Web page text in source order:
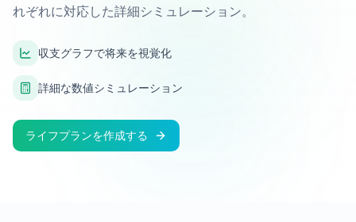
れぞれに対応した詳細シミュレーション。
収支グラフで将来を視覚化
詳細な数値シミュレーション
ライフプランを作成する